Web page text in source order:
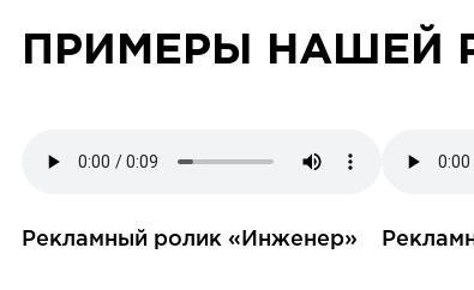
ПРИМЕРЫ НАШЕЙ
Рекламный ролик «Инженер»